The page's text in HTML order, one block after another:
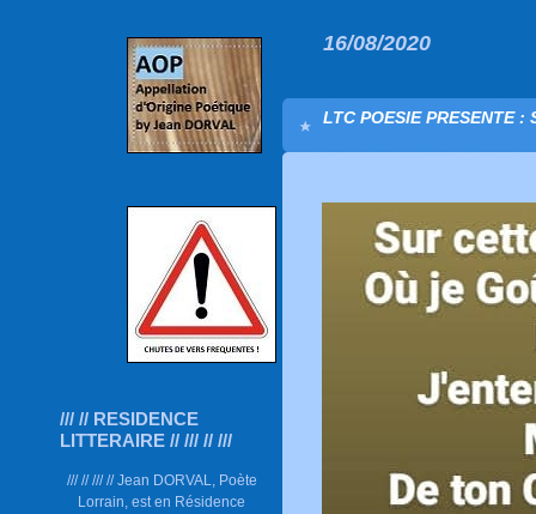
/// // RESIDENCE
LITTERAIRE // /// // ///
/// // /// // Jean DORVAL, Poète
Lorrain, est en Résidence
16/08/2020
LTC POESIE PRESENTE :